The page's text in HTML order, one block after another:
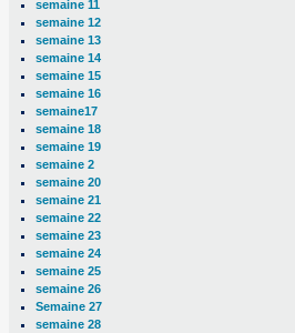
semaine 11
semaine 12
semaine 13
semaine 14
semaine 15
semaine 16
semaine17
semaine 18
semaine 19
semaine 2
semaine 20
semaine 21
semaine 22
semaine 23
semaine 24
semaine 25
semaine 26
Semaine 27
semaine 28